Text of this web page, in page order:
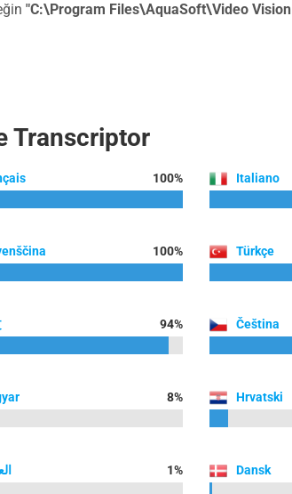
"C:\Program Files\AquaSoft\Video
Transcriptor
100% Italiano
100% Türkçe
94% Čeština
8% Hrvatski
1% Dansk